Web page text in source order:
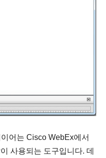
어는 Cisco WebEx에서
사용되는 도구입니다. 데